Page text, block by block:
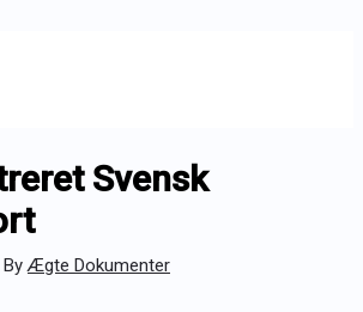
Svensk
Ægte Dokumenter